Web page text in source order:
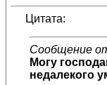
Цитата:
Сообщение
Могу
недалекого